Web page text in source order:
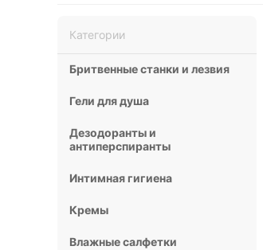
Категории
Бритвенные станки и лезвия
Гели для душа
Дезодоранты и
антиперспиранты
Интимная гигиена
Кремы
Влажные салфетки